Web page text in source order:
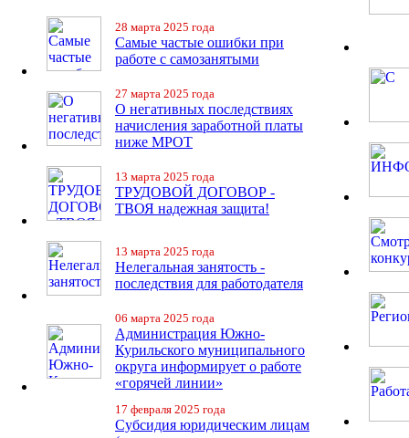
28 марта 2025 года
Самые частые ошибки при
работе с самозанятыми
27 марта 2025 года
О негативных последствиях
начисления заработной платы
ниже МРОТ
13 марта 2025 года
ТРУДОВОЙ ДОГОВОР -
ТВОЯ надежная защита!
13 марта 2025 года
Нелегальная занятость -
последствия для работодателя
06 марта 2025 года
Администрация Южно-
Курильского муниципального
округа информирует о работе
«горячей линии»
17 февраля 2025 года
Субсидия юридическим лицам